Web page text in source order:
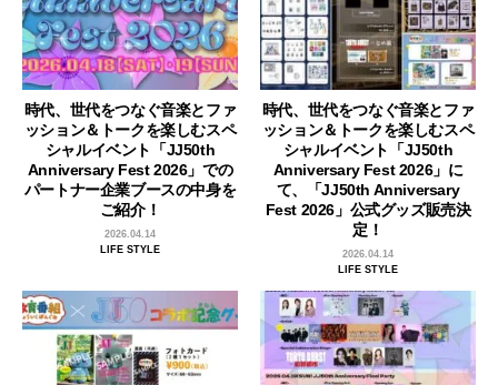
時代、世代をつなぐ音楽とファ
ッション＆トークを楽しむスペ
シャルイベント「JJ50th
Anniversary Fest 2026」での
パートナー企業ブースの中身を
ご紹介！
2026.04.14
LIFE STYLE
時代、世代をつなぐ音楽とファ
ッション＆トークを楽しむスペ
シャルイベント「JJ50th
Anniversary Fest 2026」に
て、「JJ50th Anniversary
Fest 2026」公式グッズ販売決
定！
2026.04.14
LIFE STYLE